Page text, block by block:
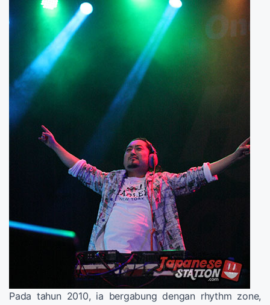
Pada tahun 2010, ia bergabung dengan rhythm zone,